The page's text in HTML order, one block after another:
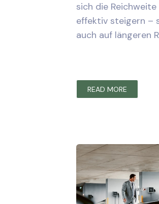
sich die
effektiv steigern –
auch auf längeren
READ MORE